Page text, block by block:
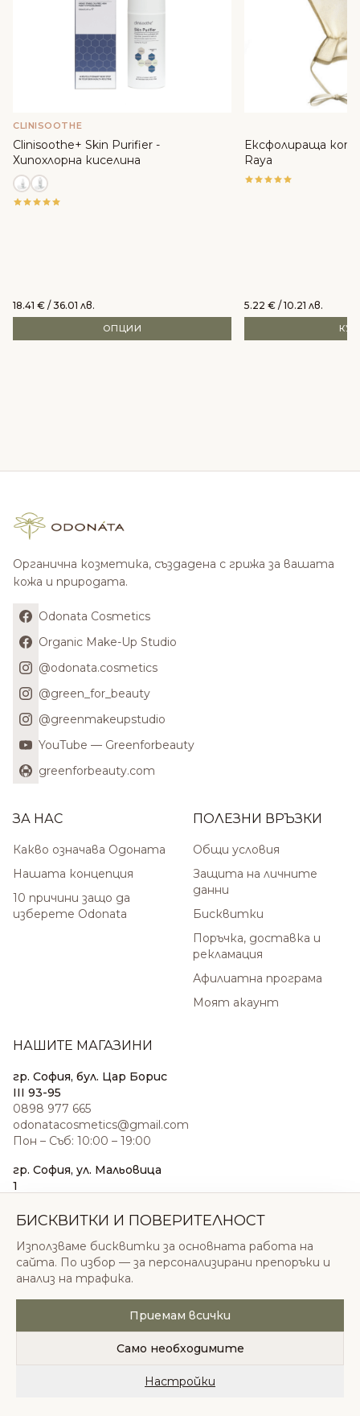
CLINISOOTHE
Clinisoothe+ Skin Purifier -
Хипохлорна киселина
18.41 € / 36.01 лв.
ОПЦИИ
Ексфолираща
Raya
5.22 € / 10.21 лв.
Органична козметика, създадена с грижа за вашата
кожа и природата.
Odonata Cosmetics
Organic Make-Up Studio
@odonata.cosmetics
@green_for_beauty
@greenmakeupstudio
YouTube — Greenforbeauty
greenforbeauty.com
ЗА НАС
Какво означава Одоната
Нашата концепция
10 причини защо да
изберете Odonata
ПОЛЕЗНИ ВРЪЗКИ
Общи условия
Защита на личните
данни
Бисквитки
Поръчка, доставка и
рекламация
Афилиатна програма
Моят акаунт
НАШИТЕ МАГАЗИНИ
гр. София, бул. Цар Борис
III 93-95
0898 977 665
odonatacosmetics@gmail.com
Пон – Съб: 10:00 – 19:00
гр. София, ул. Мальовица
1
sales@odonatacosmetics.com
Нед: 11:00 – 18:00
© 2026 Одоната Козметикс ООД. Всички права
запазени.
Политика за поверителностОбщи условия
БИСКВИТКИ И ПОВЕРИТЕЛНОСТ
Използваме бисквитки за основната работа на
сайта. По избор — за персонализирани препоръки и
анализ на трафика.
Приемам всички
Само необходимите
Настройки